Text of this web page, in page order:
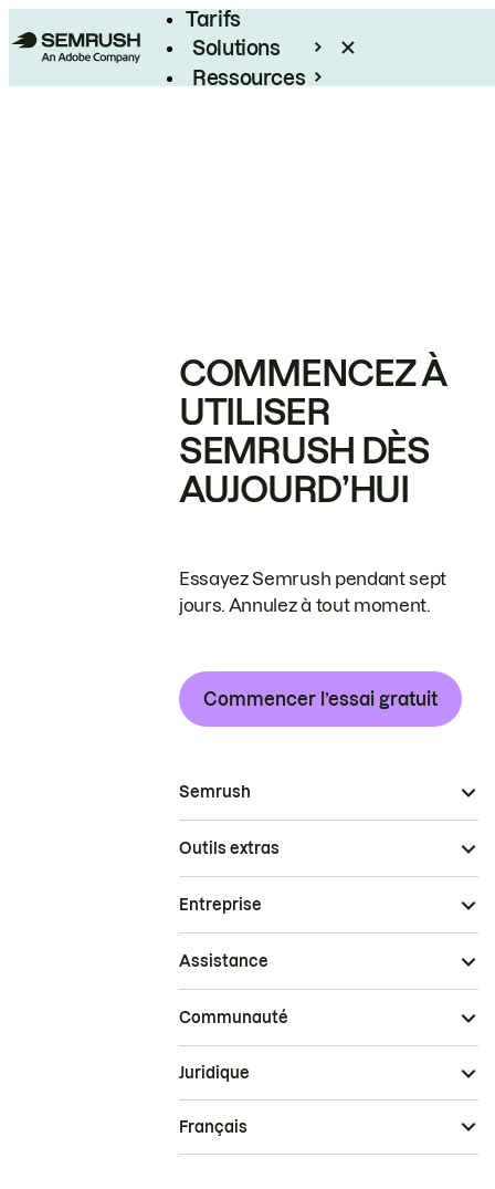
Tarifs
Solutions
Ressources
COMMENCEZ À
UTILISER
SEMRUSH DÈS
AUJOURD’HUI
Essayez Semrush pendant sept
jours. Annulez à tout moment.
Commencer l’essai gratuit
Semrush
Outils extras
Entreprise
Assistance
Communauté
Juridique
Français